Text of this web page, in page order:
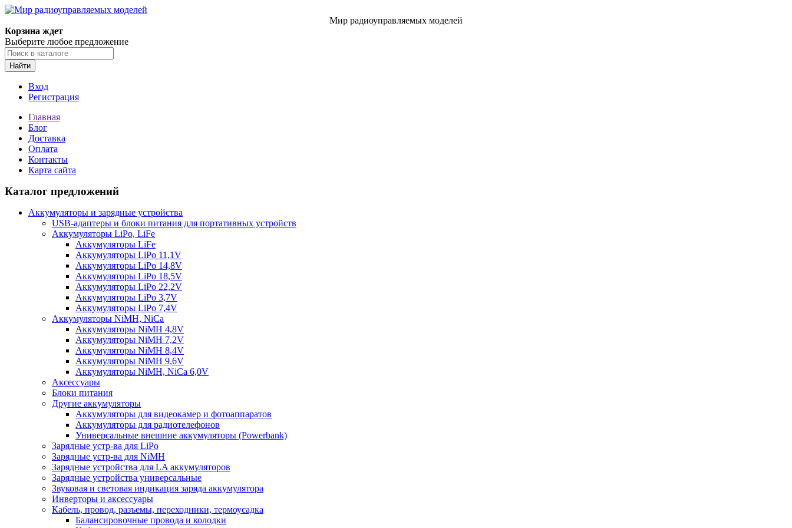
Мир радиоуправляемых моделей
Корзина ждет
Выберите любое предложение
Найти
Вход
Регистрация
Главная
Блог
Доставка
Оплата
Контакты
Карта сайта
Каталог предложений
Аккумуляторы и зарядные устройства
USB-адаптеры и блоки питания для портативных устройств
Аккумуляторы LiPo, LiFe
Аккумуляторы LiFe
Аккумуляторы LiPo 11,1V
Аккумуляторы LiPo 14,8V
Аккумуляторы LiPo 18,5V
Аккумуляторы LiPo 22,2V
Аккумуляторы LiPo 3,7V
Аккумуляторы LiPo 7,4V
Аккумуляторы NiMH, NiCa
Аккумуляторы NiMH 4,8V
Аккумуляторы NiMH 7,2V
Аккумуляторы NiMH 8,4V
Аккумуляторы NiMH 9,6V
Аккумуляторы NiMH, NiCa 6,0V
Аксессуары
Блоки питания
Другие аккумуляторы
Аккумуляторы для видеокамер и фотоаппаратов
Аккумуляторы для радиотелефонов
Универсальные внешние аккумуляторы (Powerbank)
Зарядные устр-ва для LiPo
Зарядные устр-ва для NiMH
Зарядные устройства для LA аккумуляторов
Зарядные устройства универсальные
Звуковая и световая индикация заряда аккумулятора
Инверторы и аксессуары
Кабель, провод, разъемы, переходники, термоусадка
Балансировочные провода и колодки